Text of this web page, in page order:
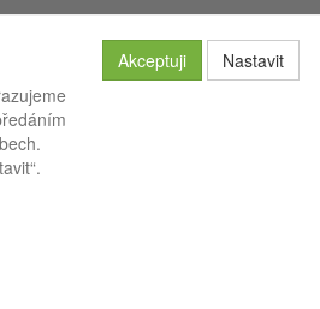
Akceptuji Nastavit